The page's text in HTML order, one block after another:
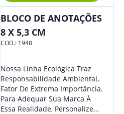
Também É Prático, Tornando-
Se Assim Excelente Para Uso
Cotidiano. Perfeito, Não É?!
BLOCO DE ANOTAÇÕES
8 X 5,3 CM
COD.: 1948
Nossa Linha Ecológica Traz
Responsabilidade Ambiental,
Fator De Extrema Importância.
Para Adequar Sua Marca À
Essa Realidade, Personalize